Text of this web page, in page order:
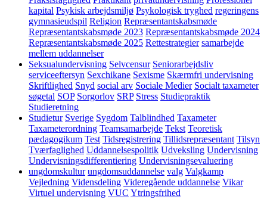
kapital Psykisk arbejdsmiljø Psykologisk tryghed regeringens
gymnasieudspil Religion Repræsentantskabsmøde
Repræsentantskabsmøde 2023 Repræsentantskabsmøde 2024
Repræsentantskabsmøde 2025 Rettestrategier samarbejde
mellem uddannelser
Seksualundervisning Selvcensur Seniorarbejdsliv
serviceeftersyn Sexchikane Sexisme Skærmfri undervisning
Skriftlighed Snyd social arv Sociale Medier Socialt taxameter
søgetal SOP Sorgorlov SRP Stress Studiepraktik
Studieretning
Studietur Sverige Sygdom Talblindhed Taxameter
Taxameterordning Teamsamarbejde Tekst Teoretisk
pædagogikum Test Tidsregistrering Tillidsrepræsentant Tilsyn
Tværfaglighed Uddannelsespolitik Udveksling Undervisning
Undervisningsdifferentiering Undervisningsevaluering
ungdomskultur ungdomsuddannelse valg Valgkamp
Vejledning Vidensdeling Videregående uddannelse Vikar
Virtuel undervisning VUC Ytringsfrihed